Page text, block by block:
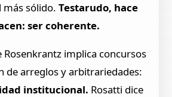
más sólido.Testarudo, hace
ser coherente.
Rosenkrantz implica concursos
de arreglos y arbitrariedades:
institucional. Rosatti dice